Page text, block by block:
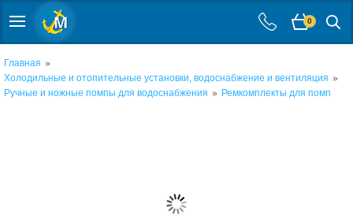
0
Главная »
Холодильные и отопительные установки, водоснабжение и вентиляция »
Ручные и ножные помпы для водоснабжения » Ремкомплекты для помп